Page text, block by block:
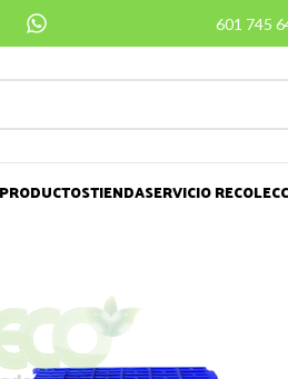
601 745
PRODUCTOSTIENDASERVICIO